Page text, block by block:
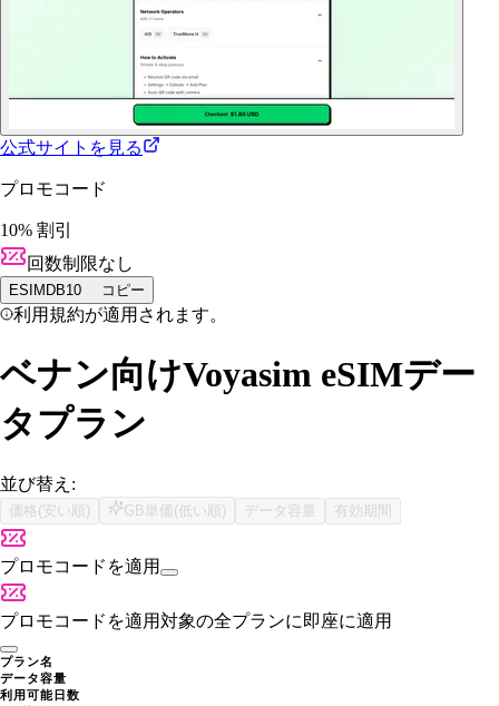
公式サイトを見る
プロモコード
10% 割引
回数制限なし
ESIMDB10 コピー
利用規約が適用されます。
ベナン向けVoyasim eSIMデー
タプラン
並び替え:
価格(安い順) GB単価(低い順) データ容量 有効期間
プロモコードを適用
プロモコードを適用対象の全プランに即座に適用
プラン名
データ容量
利用可能日数